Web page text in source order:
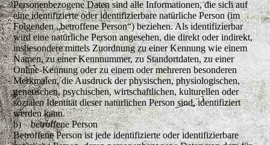
Personenbezogene Daten sind alle Informationen, die sich auf
eine identifizierte oder identifizierbare natürliche Person (im
Folgenden „betroffene Person“) beziehen. Als identifizierbar
wird eine natürliche Person angesehen, die direkt oder indirekt,
insbesondere mittels Zuordnung zu einer Kennung wie einem
Namen, zu einer Kennnummer, zu Standortdaten, zu einer
Online-Kennung oder zu einem oder mehreren besonderen
Merkmalen, die Ausdruck der physischen, physiologischen,
genetischen, psychischen, wirtschaftlichen, kulturellen oder
sozialen Identität dieser natürlichen Person sind, identifiziert
werden kann.
b) betroffene Person
Betroffene Person ist jede identifizierte oder identifizierbare